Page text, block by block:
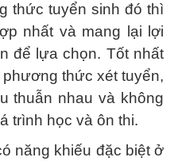
thức tuyển sinh đó thì
nhất và mang lại lợi
để lựa chọn. Tốt nhất
thức xét tuyển,
thuẫn nhau và không
trình học và ôn thi.
năng khiếu đặc biệt ở